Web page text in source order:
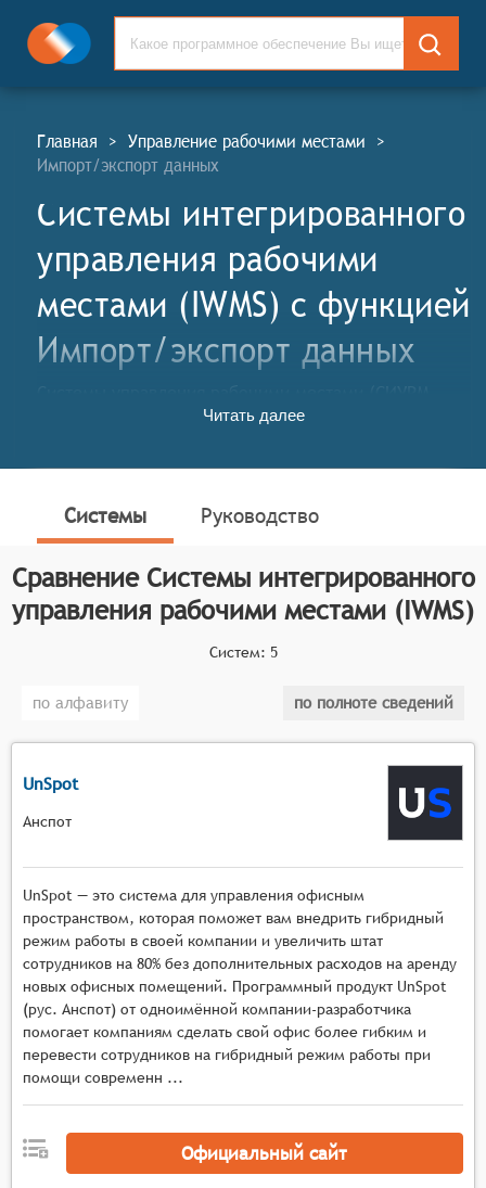
Главная > Управление рабочими местами >
Импорт/экспорт данных
Системы интегрированного
управления рабочими
местами (IWMS) c функцией
Импорт/экспорт данных
англ. Integrated Work Place Management Systems,
анализировать и оптимизировать свои запасы
обеспечение позволяет пользователям
резервировать переговорные комнаты, рабочие
столы в обычном или гибком офисе, рабочие места
коворгингов и другие общие пространства и
оснащение рабочих мест.
Классификатор программных продуктов Соваре
для систем. Чтобы программный продукт мог быть
включён в категорию систем управления рабочими
Разрешать пользователям бронировать столы,
переговорные комнаты, конференц-залы и
другие рабочие пространства,
Предоставлять администраторам инструменты
для управления бронированиями, доступом к
рабочим пространствам и разрешениями
пользователей,
Отслеживать использование пространства,
контролировать эффективность и выявлять
тенденции занятости рабочих мест,
Управлять выбранными рабочими
Читать далее
Системы Руководство
Сравнение Системы интегрированного
управления рабочими местами (IWMS)
Систем: 5
по алфавиту по полноте сведений
UnSpot
Анспот
UnSpot — это система для управления офисным
пространством, которая поможет вам внедрить гибридный
режим работы в своей компании и увеличить штат
сотрудников на 80% без дополнительных расходов на аренду
новых офисных помещений. Программный продукт UnSpot
(рус. Анспот) от одноимённой компании-разработчика
помогает компаниям сделать свой офис более гибким и
перевести сотрудников на гибридный режим работы при
помощи современн ...
Официальный сайт